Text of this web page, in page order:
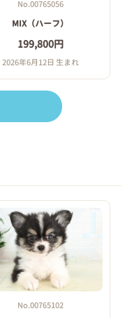
No.00765056
MIX（ハーフ）
199,800円
2026年6月12日 生まれ
No.00765102